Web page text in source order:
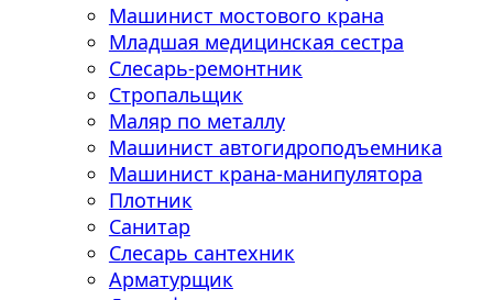
Машинист мостового крана
Младшая медицинская сестра
Слесарь-ремонтник
Стропальщик
Маляр по металлу
Машинист автогидроподъемника
Машинист крана-манипулятора
Плотник
Санитар
Слесарь сантехник
Арматурщик